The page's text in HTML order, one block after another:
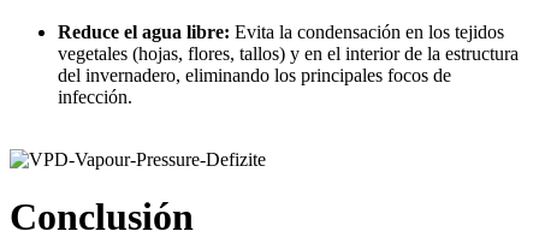
Reduce el agua libre: Evita la condensación en los tejidos
vegetales (hojas, flores, tallos) y en el interior de la estructura
del invernadero, eliminando los principales focos de
infección.
Conclusión